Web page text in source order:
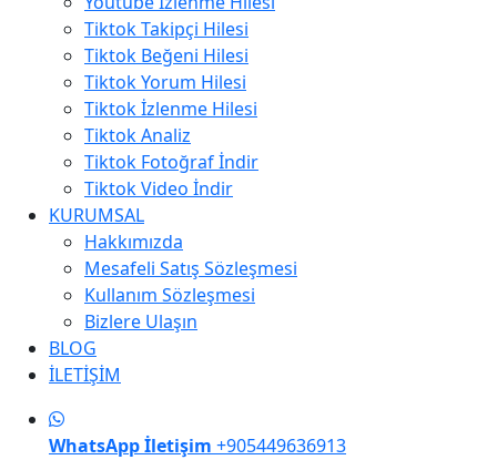
Tiktok Takipçi Hilesi
Tiktok Beğeni Hilesi
Tiktok Yorum Hilesi
Tiktok İzlenme Hilesi
Tiktok Analiz
Tiktok Fotoğraf İndir
Tiktok Video İndir
KURUMSAL
Hakkımızda
Mesafeli Satış Sözleşmesi
Kullanım Sözleşmesi
Bizlere Ulaşın
BLOG
İLETİŞİM
WhatsApp İletişim +905449636913